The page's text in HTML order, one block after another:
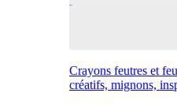
Crayons feutres et
créatifs, mignons,